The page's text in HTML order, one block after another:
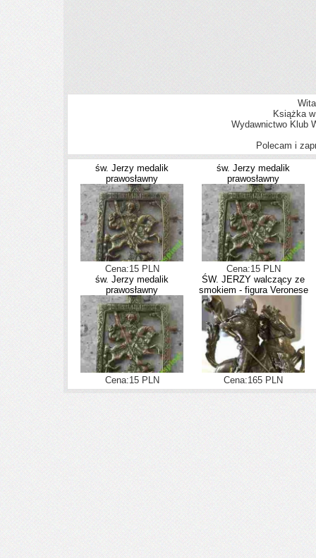
Książka
Wydawnictwo Klub
Polecam i
św. Jerzy medalik
prawosławny
Cena:15 PLN
św. Jerzy medalik
prawosławny
Cena:15 PLN
św. Jerzy medalik
prawosławny
Cena:15 PLN
ŚW. JERZY walczący ze
smokiem - figura Veronese
Cena:165 PLN